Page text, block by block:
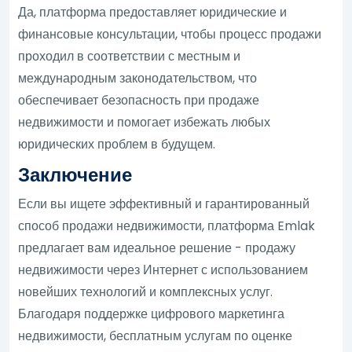
Да, платформа предоставляет юридические и
финансовые консультации, чтобы процесс продажи
проходил в соответствии с местным и
международным законодательством, что
обеспечивает безопасность при продаже
недвижимости и помогает избежать любых
юридических проблем в будущем.
Заключение
Если вы ищете эффективный и гарантированный
способ продажи недвижимости, платформа Emlak
предлагает вам идеальное решение - продажу
недвижимости через Интернет с использованием
новейших технологий и комплексных услуг.
Благодаря поддержке цифрового маркетинга
недвижимости, бесплатным услугам по оценке